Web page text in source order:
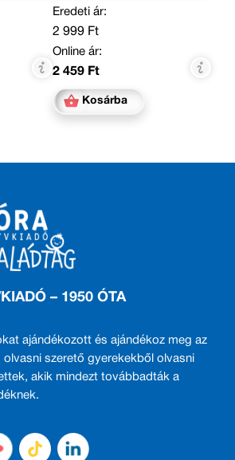
Eredeti ár:
2 999 Ft
Online ár:
2 459 Ft
Kosárba
– 1950 ÓTA
ajándékozott és ajándékoz meg az
olvasni szerető gyerekekből olvasni
akik mindezt továbbadták a